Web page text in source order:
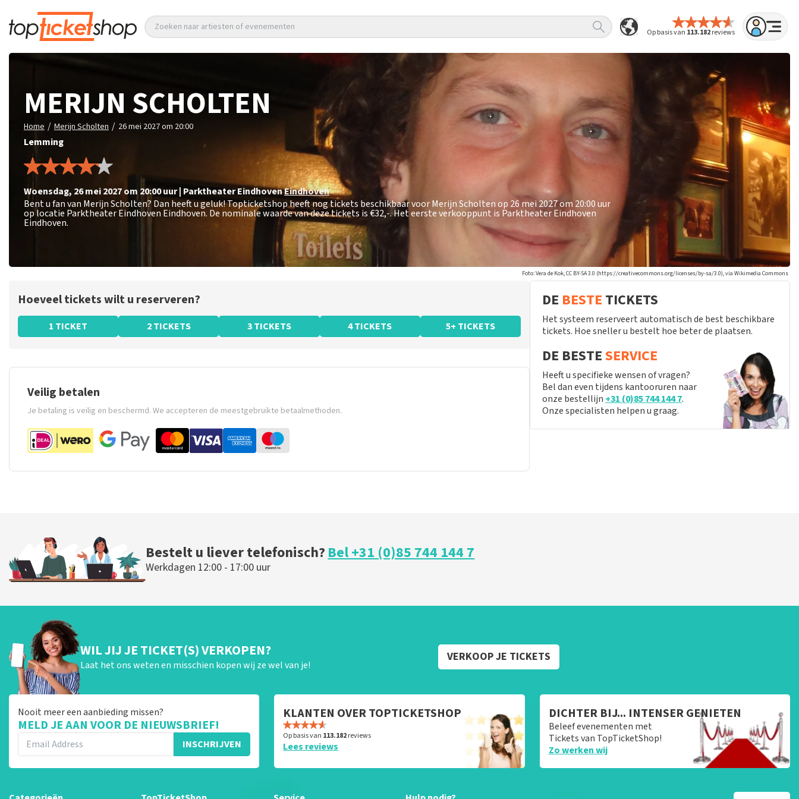
Op basis van 113.182reviews
Zoeken naar artiesten of evenementen
MERIJN SCHOLTEN
Home / Merijn Scholten / 26 mei 2027 om 20:00
Lemming
woensdag, 26 mei 2027 om 20:00uur| Parktheater EindhovenEindhoven
Bent u fan van Merijn Scholten? Dan heeft u geluk! Topticketshop heeft nog tickets beschikbaar voor Merijn Scholten op 26 mei 2027 om 20:00 uur
op locatie Parktheater Eindhoven Eindhoven. De nominale waarde van deze tickets is€32,-. Het eerste verkooppunt is Parktheater Eindhoven
Eindhoven.
Foto: Vera de Kok, CC BY-SA 3.0 (https://creativecommons.org/licenses/by-sa/3.0), via Wikimedia Commons
Hoeveel tickets wilt u reserveren?
1 TICKET 2 TICKETS 3 TICKETS 4 TICKETS 5+ TICKETS
Veilig betalen
Je betaling is veilig en beschermd. We accepteren de meestgebruikte betaalmethoden.
DE BESTE TICKETS
Het systeem reserveert automatisch de best beschikbare
tickets. Hoe sneller u bestelt hoe beter de plaatsen.
DE BESTESERVICE
Heeft u specifieke wensen of vragen?
Bel dan even tijdens kantooruren naar
onze bestellijn +31 (0)85 744 144 7.
Onze specialisten helpen u graag.
Bestelt u liever telefonisch?Bel +31 (0)85 744 144 7
Werkdagen 12:00 - 17:00 uur
WIL JIJ JE TICKET(S) VERKOPEN?
Laat het ons weten en misschien kopen wij ze wel van je!
VERKOOP JE TICKETS
Nooit meer een aanbieding missen?
MELD JE AAN VOOR DE NIEUWSBRIEF!
INSCHRIJVEN
KLANTEN OVER TOPTICKETSHOP
Op basis van 113.182reviews
Lees reviews
DICHTER BIJ... INTENSER GENIETEN
Beleef evenementen met
Tickets van TopTicketShop!
Zo werken wij